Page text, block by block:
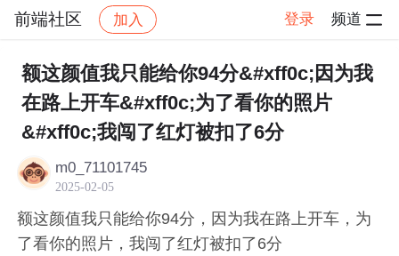
前端社区 加入 登录 频道
社区 前端社区 感慨 帖子详情
额这颜值我只能给你94分&#xff0c;因为我
在路上开车&#xff0c;为了看你的照片
&#xff0c;我闯了红灯被扣了6分
m0_71101745
2025-02-05
额这颜值我只能给你94分，因为我在路上开车，为
了看你的照片，我闯了红灯被扣了6分